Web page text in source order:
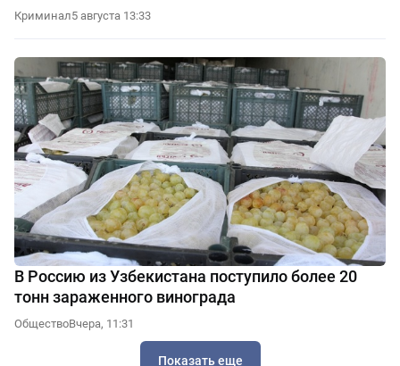
Криминал5 августа 13:33
В Россию из Узбекистана поступило более 20
тонн зараженного винограда
ОбществоВчера, 11:31
Показать еще